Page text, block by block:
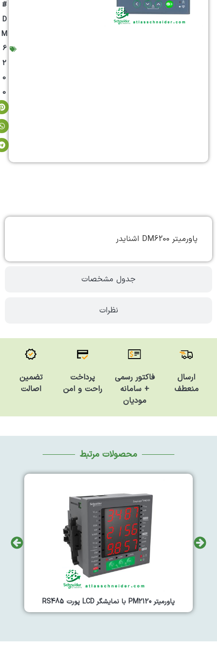
#
D
M
6
2
0
0
جدول مشخصات
نظرات
پاورمیتر DM6200 اشنایدر
ارسال
منعطف
فاکتور رسمی
+ سامانه
مودیان
پرداخت
راحت و امن
تضمین
اصالت
محصولات مرتبط
پاورمیتر PM2220 با نمایشگر LCD پورت RS485